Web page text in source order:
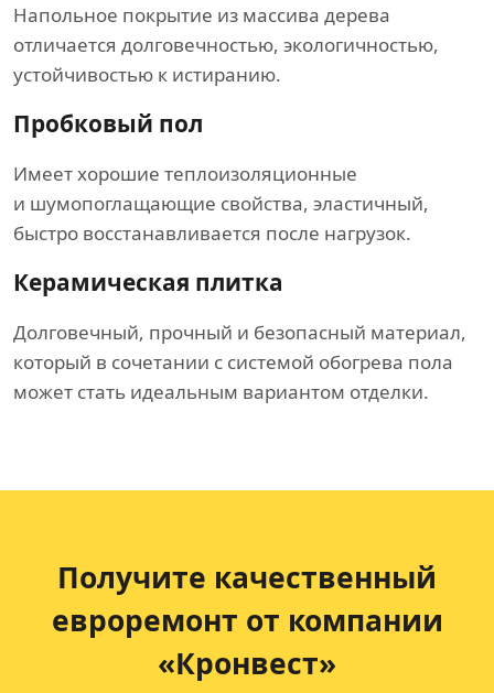
Напольное покрытие из массива дерева
отличается долговечностью, экологичностью,
устойчивостью к истиранию.
Пробковый пол
Имеет хорошие теплоизоляционные
и шумопоглащающие свойства, эластичный,
быстро восстанавливается после нагрузок.
Керамическая плитка
Долговечный, прочный и безопасный материал,
который в сочетании с системой обогрева пола
может стать идеальным вариантом отделки.
Получите качественный
евроремонт от компании
«Кронвест»